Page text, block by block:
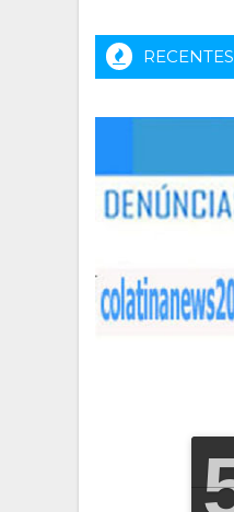
RECENTES